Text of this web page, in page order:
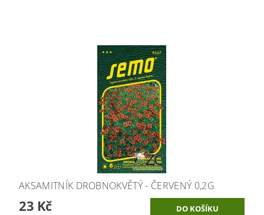
AKSAMITNÍK DROBNOKVĚTÝ - ČERVENÝ 0,2G
23 Kč